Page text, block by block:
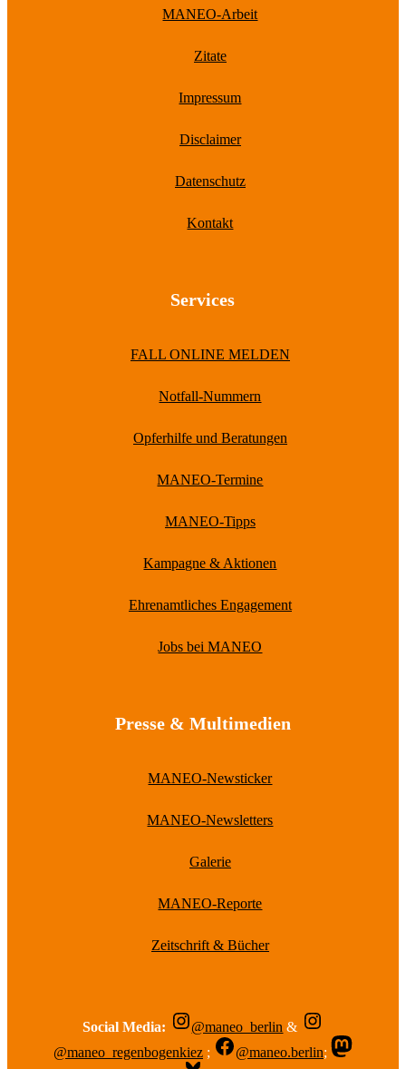
MANEO-Arbeit
Zitate
Impressum
Disclaimer
Datenschutz
Kontakt
Services
FALL ONLINE MELDEN
Notfall-Nummern
Opferhilfe und Beratungen
MANEO-Termine
MANEO-Tipps
Kampagne & Aktionen
Ehrenamtliches Engagement
Jobs bei MANEO
Presse & Multimedien
MANEO-Newsticker
MANEO-Newsletters
Galerie
MANEO-Reporte
Zeitschrift & Bücher
Social Media: @maneo_berlin &
@maneo_regenbogenkiez ; @maneo.berlin;